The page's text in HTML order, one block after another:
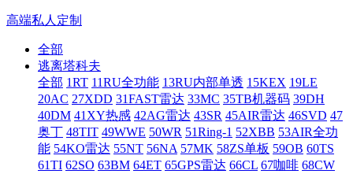
高端私人定制
全部
逃离塔科夫
全部 1RT 11RU全功能 13RU内部单透 15KEX 19LE
20AC 27XDD 31FAST雷达 33MC 35TB机器码 39DH
40DM 41XY热感 42AG雷达 43SR 45AIR雷达 46SVD 47
奥丁 48TIT 49WWE 50WR 51Ring-1 52XBB 53AIR全功
能 54KO雷达 55NT 56NA 57MK 58ZS单板 59OB 60TS
61TI 62SO 63BM 64ET 65GPS雷达 66CL 67咖啡 68CW